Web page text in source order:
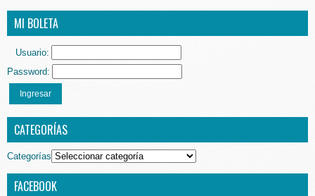
MI BOLETA
Usuario:
Password:
Ingresar
CATEGORÍAS
Categorías
FACEBOOK